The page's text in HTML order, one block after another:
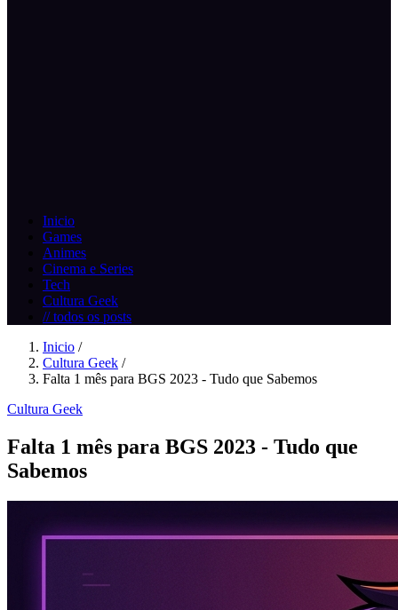
Inicio
Games
Animes
Cinema e Series
Tech
Cultura Geek
// todos os posts
Inicio /
Cultura Geek /
Falta 1 mês para BGS 2023 - Tudo que Sabemos
Cultura Geek
Falta 1 mês para BGS 2023 - Tudo que
Sabemos